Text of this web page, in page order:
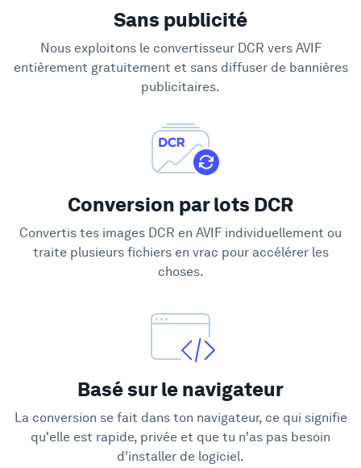
Sans publicité
Nous exploitons le convertisseur DCR vers AVIF
entièrement gratuitement et sans diffuser de bannières
publicitaires.
Conversion par lots DCR
Convertis tes images DCR en AVIF individuellement ou
traite plusieurs fichiers en vrac pour accélérer les
choses.
Basé sur le navigateur
La conversion se fait dans ton navigateur, ce qui signifie
qu'elle est rapide, privée et que tu n'as pas besoin
d'installer de logiciel.